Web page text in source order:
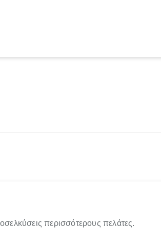
περισσότερους πελάτες.